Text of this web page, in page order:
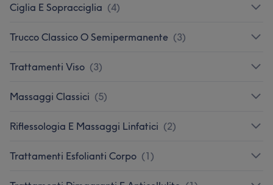
Ciglia E Sopracciglia (4)
Trucco Classico O Semipermanente (3)
Trattamenti Viso (3)
Massaggi Classici (5)
Riflessologia E Massaggi Linfatici (2)
Trattamenti Esfolianti Corpo (1)